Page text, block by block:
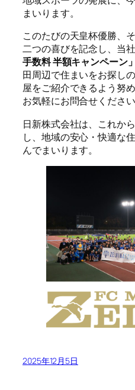
まいります。
このたびの天皇杯優勝、
二つの喜びを記念し、当
手数料 半額キャンペーン
田周辺で住まいをお探し
屋をご紹介できるよう努
お気軽にお問合せください
日新株式会社は、これか
し、地域の安心・快適な
んでまいります。
2025年12月5日